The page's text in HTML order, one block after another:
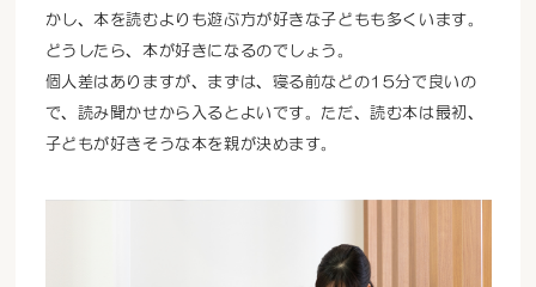
かし、本を読むよりも遊ぶ方が好きな子どもも多くいます。
どうしたら、本が好きになるのでしょう。
個人差はありますが、まずは、寝る前などの15分で良いの
で、読み聞かせから入るとよいです。ただ、読む本は最初、
子どもが好きそうな本を親が決めます。